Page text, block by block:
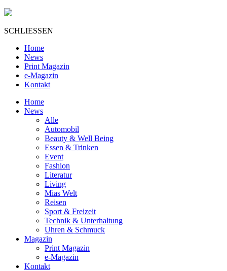
SCHLIESSEN
Home
News
Print Magazin
e-Magazin
Kontakt
Home
News
Alle
Automobil
Beauty & Well Being
Essen & Trinken
Event
Fashion
Literatur
Living
Mias Welt
Reisen
Sport & Freizeit
Technik & Unterhaltung
Uhren & Schmuck
Magazin
Print Magazin
e-Magazin
Kontakt